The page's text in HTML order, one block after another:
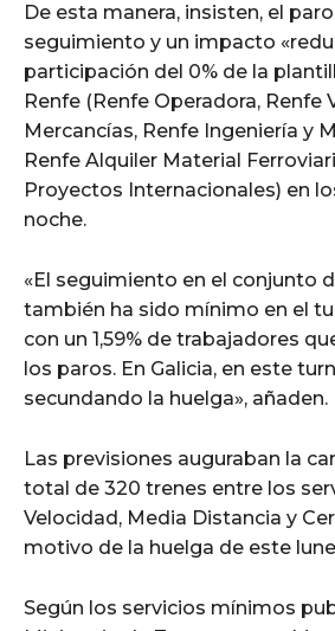
De esta manera, insisten, el
seguimiento y un impacto
participación del 0% de la
Renfe (Renfe Operadora, Renfe
Mercancías, Renfe Ingeniería y
Renfe Alquiler Material
Proyectos Internacionales) en
noche.
«El seguimiento en el conjunto
también ha sido mínimo en el
con un 1,59% de trabajadores
los paros. En Galicia, en este
secundando la huelga», añaden.
Las previsiones auguraban la
total de 320 trenes entre los
Velocidad, Media Distancia y
motivo de la huelga de este
Según los servicios mínimos